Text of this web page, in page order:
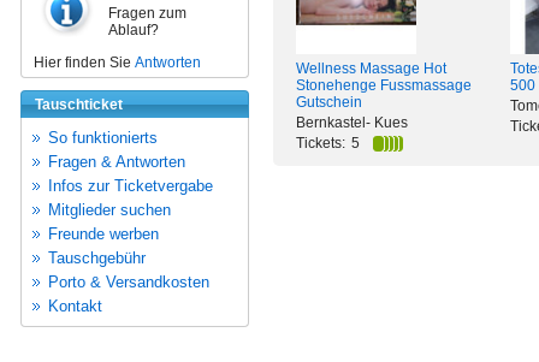
Fragen zum
Ablauf?
Hier finden Sie Antworten
Tauschticket
So funktionierts
Fragen & Antworten
Infos zur Ticketvergabe
Mitglieder suchen
Freunde werben
Tauschgebühr
Porto & Versandkosten
Kontakt
Wellness Massage Hot
Stonehenge Fussmassage
Gutschein
Bernkastel- Kues
Tickets: 5
500